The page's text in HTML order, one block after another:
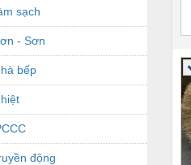
sạch
- Sơn
bếp
động